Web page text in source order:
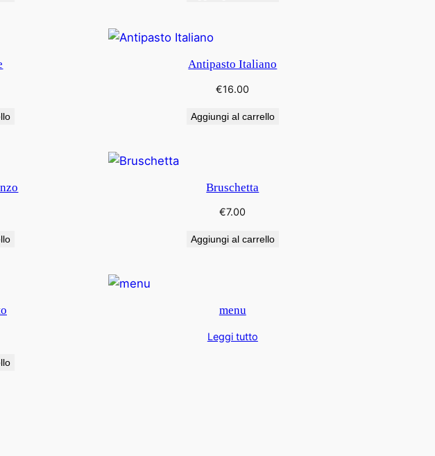
Antipasto Italiano
€16.00
Aggiungi al carrello
Bruschetta
€7.00
Aggiungi al carrello
menu
Leggi tutto